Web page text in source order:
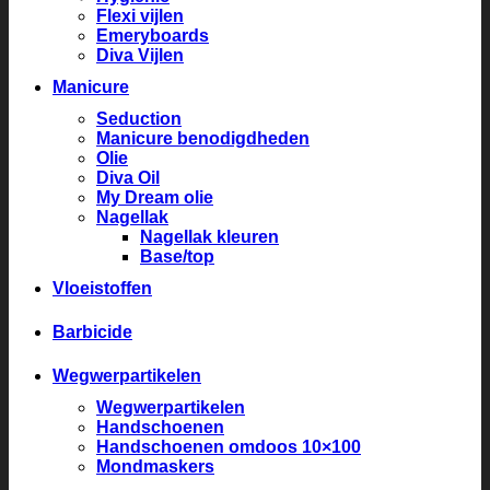
Flexi vijlen
Emeryboards
Diva Vijlen
Manicure
Seduction
Manicure benodigdheden
Olie
Diva Oil
My Dream olie
Nagellak
Nagellak kleuren
Base/top
Vloeistoffen
Barbicide
Wegwerpartikelen
Wegwerpartikelen
Handschoenen
Handschoenen omdoos 10×100
Mondmaskers